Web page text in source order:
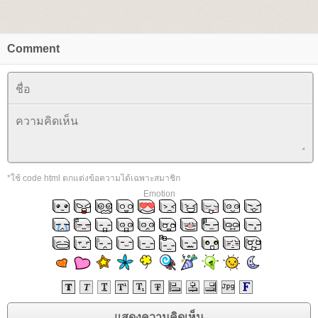
Comment
*ใช้ code html ตกแต่งข้อความได้เฉพาะสมาชิก
Emotion